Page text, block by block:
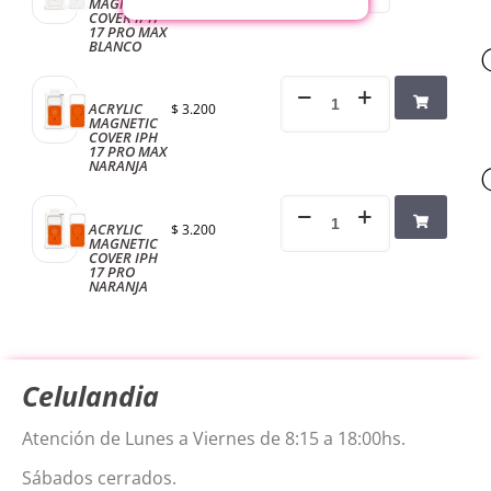
COVER IPH
17 PRO MAX
BLANCO
ACRYLIC
MAGNETIC
COVER IPH
17 PRO MAX
NARANJA
$ 3.200
ACRYLIC
MAGNETIC
COVER IPH
17 PRO
NARANJA
$ 3.200
Celulandia
Atención de Lunes a Viernes de 8:15 a 18:00hs.
Sábados cerrados.